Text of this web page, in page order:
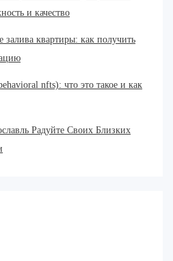
и качество
залива квартиры: как получить
nfts): что это такое и как
Радуйте Своих Близких